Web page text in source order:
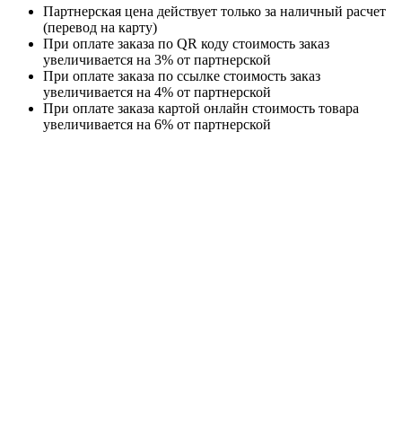
Партнерская цена действует только за наличный расчет
(перевод на карту)
При оплате заказа по QR коду стоимость заказ
увеличивается на 3% от партнерской
При оплате заказа по ссылке стоимость заказ
увеличивается на 4% от партнерской
При оплате заказа картой онлайн стоимость товара
увеличивается на 6% от партнерской